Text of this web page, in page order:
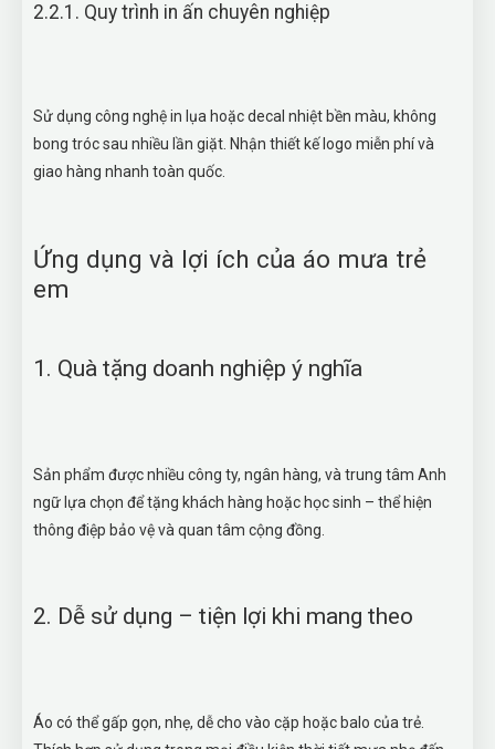
2.2.1. Quy trình in ấn chuyên nghiệp
Sử dụng công nghệ in lụa hoặc decal nhiệt bền màu, không
bong tróc sau nhiều lần giặt. Nhận thiết kế logo miễn phí và
giao hàng nhanh toàn quốc.
Ứng dụng và lợi ích của áo mưa trẻ
em
1. Quà tặng doanh nghiệp ý nghĩa
Sản phẩm được nhiều công ty, ngân hàng, và trung tâm Anh
ngữ lựa chọn để tặng khách hàng hoặc học sinh – thể hiện
thông điệp bảo vệ và quan tâm cộng đồng.
2. Dễ sử dụng – tiện lợi khi mang theo
Áo có thể gấp gọn, nhẹ, dễ cho vào cặp hoặc balo của trẻ.